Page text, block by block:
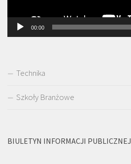
00:00
Technika
Szkoły Branżowe
BIULETYN INFORMACJI PUBLICZNEJ